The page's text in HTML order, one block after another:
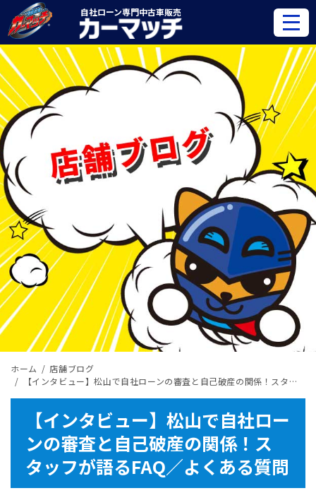
自社ローン専門中古車販売
ホーム
店舗ブログ
【インタビュー】松山で自社ローンの審査と自己破産の関係！スタッフが語るFAQ／よくある質問
【インタビュー】松山で自社ロー
ンの審査と自己破産の関係！ス
タッフが語るFAQ／よくある質問